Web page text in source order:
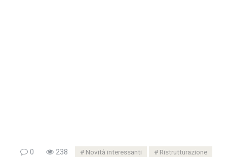
0 238 Novità interessanti
Ristrutturazione